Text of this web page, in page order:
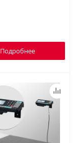
Подробнее